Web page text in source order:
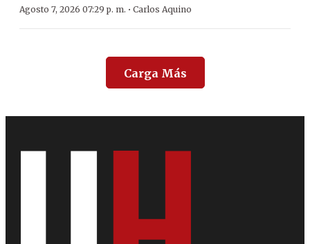
Agosto 7, 2026 07:29 p. m. · Carlos Aquino
Carga Más